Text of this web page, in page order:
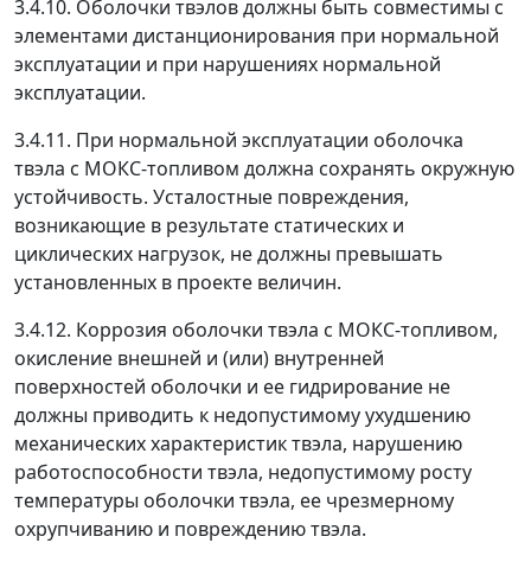
3.4.10. Оболочки твэлов должны быть совместимы с
элементами дистанционирования при нормальной
эксплуатации и при нарушениях нормальной
эксплуатации.
3.4.11. При нормальной эксплуатации оболочка
твэла с МОКС-топливом должна сохранять окружную
устойчивость. Усталостные повреждения,
возникающие в результате статических и
циклических нагрузок, не должны превышать
установленных в проекте величин.
3.4.12. Коррозия оболочки твэла с МОКС-топливом,
окисление внешней и (или) внутренней
поверхностей оболочки и ее гидрирование не
должны приводить к недопустимому ухудшению
механических характеристик твэла, нарушению
работоспособности твэла, недопустимому росту
температуры оболочки твэла, ее чрезмерному
охрупчиванию и повреждению твэла.